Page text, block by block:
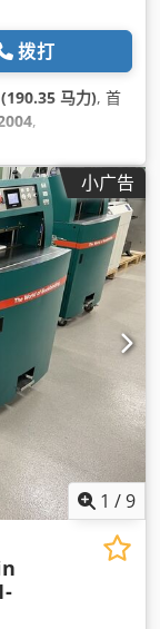
拨打
马力), 首
,
小广告
1 /9